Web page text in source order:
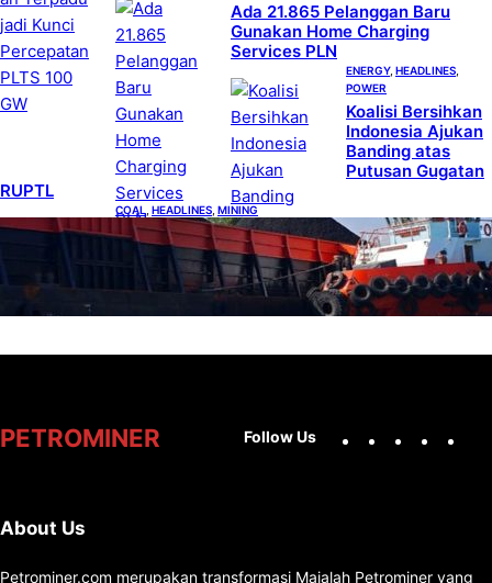
Ada 21.865 Pelanggan Baru
Gunakan Home Charging
Services PLN
ENERGY, HEADLINES
POWER
Koalisi Bersihkan
Indonesia Ajukan
Banding atas
Putusan Gugatan
RUPTL
COAL HEADLINES MINING
Lelang Batubara Sitaan, Negara Dapat Lebih
dari Rp 20 Miliar
PETROMINER Follow Us
About Us
Petrominer.com merupakan transformasi Majalah Petrominer yang